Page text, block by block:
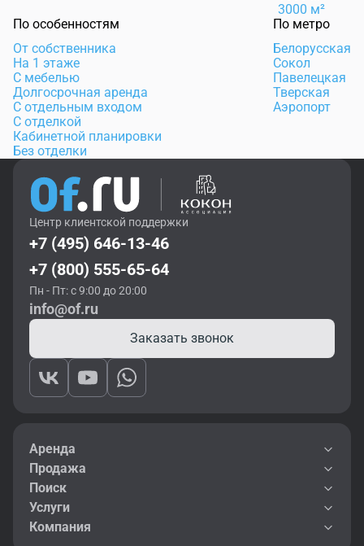
3000 м²
По особенностям
От собственника
На 1 этаже
С мебелью
Долгосрочная аренда
С отдельным входом
С отделкой
Кабинетной планировки
Без отделки
По метро
Белорусская
Сокол
Павелецкая
Тверская
Аэропорт
Центр клиентской поддержки
+7 (495) 646-13-46
+7 (800) 555-65-64
Пн - Пт: с 9:00 до 20:00
info@of.ru
Заказать звонок
Аренда
Продажа
Поиск
Услуги
Компания